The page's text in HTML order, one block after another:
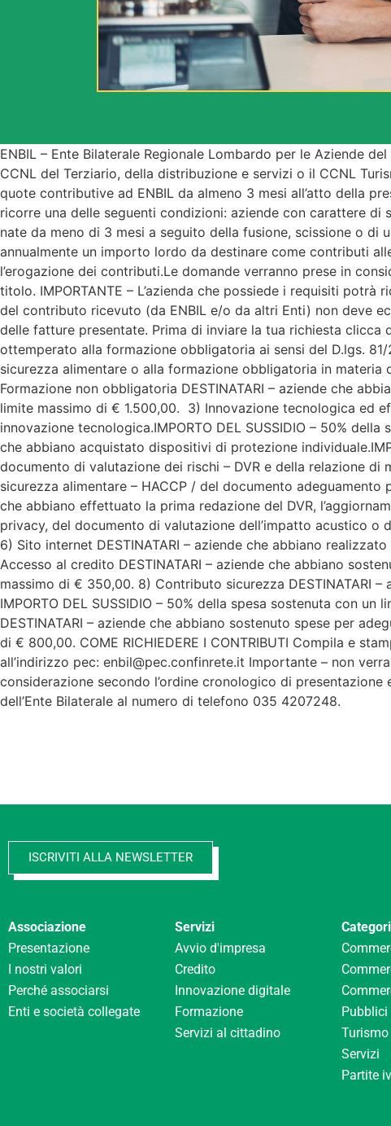
ENBIL – Ente Bilaterale Regionale Lombardo per le Aziende
CCNL del Terziario, della distribuzione e servizi o il CCNL
quote contributive ad ENBIL da almeno 3 mesi all’atto della
ricorre una delle seguenti condizioni: aziende con carattere
nate da meno di 3 mesi a seguito della fusione, scissione o di
annualmente un importo lordo da destinare come contributi
l’erogazione dei contributi.Le domande verranno prese in
titolo. IMPORTANTE – L’azienda che possiede i requisiti
del contributo ricevuto (da ENBIL e/o da altri Enti) non deve
delle fatture presentate. Prima di inviare la tua richiesta clicca
ottemperato alla formazione obbligatoria ai sensi del D.lgs.
sicurezza alimentare o alla formazione obbligatoria in materia
Formazione non obbligatoria DESTINATARI – aziende che
limite massimo di € 1.500,00. 3) Innovazione tecnologica ed
innovazione tecnologica.IMPORTO DEL SUSSIDIO – 50%
che abbiano acquistato dispositivi di protezione
documento di valutazione dei rischi – DVR e della relazione
sicurezza alimentare – HACCP / del documento
che abbiano effettuato la prima redazione del DVR,
privacy, del documento di valutazione dell’impatto acustico o
6) Sito internet DESTINATARI – aziende che abbiano
Accesso al credito DESTINATARI – aziende che abbiano
massimo di € 350,00. 8) Contributo sicurezza DESTINATARI
IMPORTO DEL SUSSIDIO – 50% della spesa sostenuta con
DESTINATARI – aziende che abbiano sostenuto spese per
di € 800,00. COME RICHIEDERE I CONTRIBUTI Compila e
all’indirizzo pec: enbil@pec.confinrete.it Importante – non
considerazione secondo l’ordine cronologico di
dell’Ente Bilaterale al numero di telefono 035 4207248.
ISCRIVITI ALLA NEWSLETTER
Associazione
Presentazione
I nostri valori
Perché associarsi
Enti e società collegate
Servizi
Avvio d'impresa
Credito
Innovazione digitale
Formazione
Servizi al cittadino
Pubblici
Turismo
Servizi
Partite